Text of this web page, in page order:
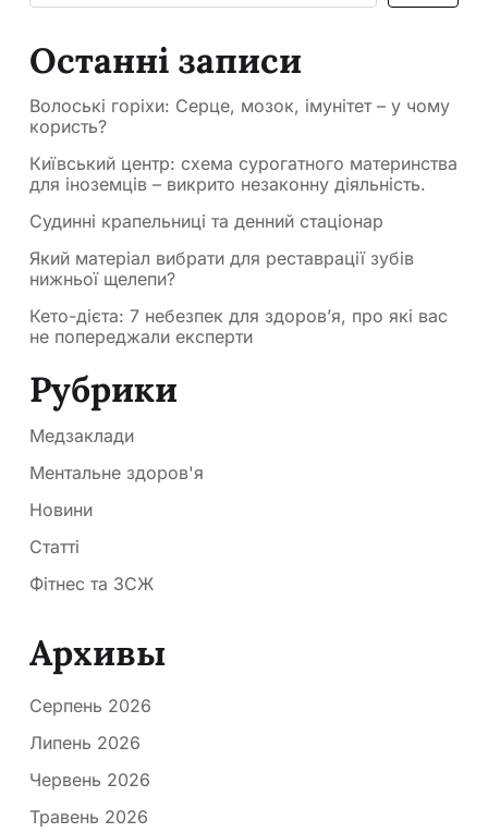
Останні записи
Волоські горіхи: Серце, мозок, імунітет – у чому
користь?
Київський центр: схема сурогатного материнства
для іноземців – викрито незаконну діяльність.
Судинні крапельниці та денний стаціонар
Який матеріал вибрати для реставрації зубів
нижньої щелепи?
Кето-дієта: 7 небезпек для здоров’я, про які вас
не попереджали експерти
Рубрики
Медзаклади
Ментальне здоров'я
Новини
Статті
Фітнес та ЗСЖ
Архивы
Серпень 2026
Липень 2026
Червень 2026
Травень 2026